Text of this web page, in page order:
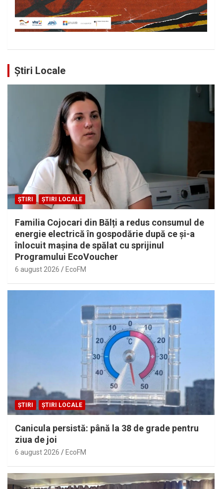
Știri Locale
ȘTIRI ȘTIRI LOCALE
Familia Cojocari din Bălți a redus consumul de
energie electrică în gospodărie după ce și-a
înlocuit mașina de spălat cu sprijinul
Programului EcoVoucher
6 august 2026 EcoFM
ȘTIRI ȘTIRI LOCALE
Canicula persistă: până la 38 de grade pentru
ziua de joi
6 august 2026 EcoFM